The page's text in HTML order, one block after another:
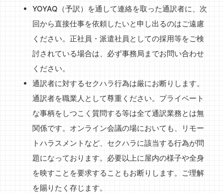
YOYAQ（予訳）を通して連絡を取った通訳者に、次
回から直接仕事を依頼したいと申し出るのはご遠慮
ください。正社員・派遣社員としての採用等をご検
討されている場合は、必ず事務局までお問い合わせ
ください。
通訳者に対するセクハラ行為は厳にお断りします。
通訳者を職業人として尊重ください。プライベート
な事柄をしつこく質問する等は全て通訳業務とは無
関係です。オンライン会議の場においても、リモー
トハラスメントなど、セクハラに該当する行為が問
題になっております。必要以上に屋内の様子や全身
を映すことを要求することもお断りします。ご理解
を賜りたく存じます。